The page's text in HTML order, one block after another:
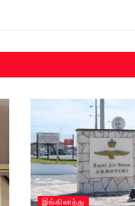
இங்கிலாந்து